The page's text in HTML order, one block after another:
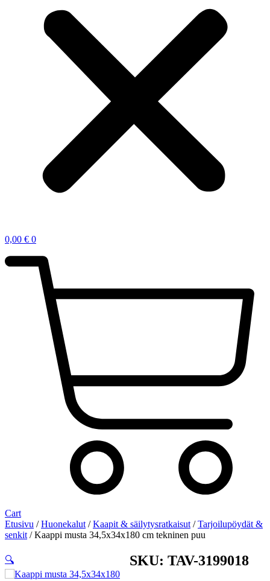
0,00 € 0
Cart
Etusivu /Huonekalut /Kaapit & säilytysratkaisut /Tarjoilupöydät &
senkit / Kaappi musta 34,5x34x180 cm tekninen puu
🔍 SKU: TAV-3199018